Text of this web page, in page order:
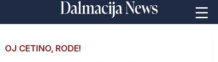
OJ CETINO, RODE!